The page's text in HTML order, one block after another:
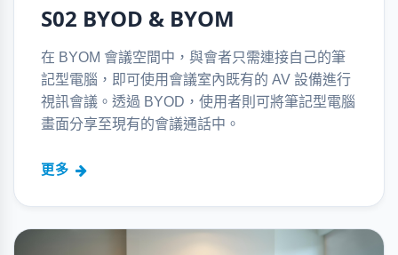
S02 BYOD & BYOM
在 BYOM 會議空間中，與會者只需連接自己的筆
記型電腦，即可使用會議室內既有的 AV 設備進行
視訊會議。透過 BYOD，使用者則可將筆記型電腦
畫面分享至現有的會議通話中。
更多